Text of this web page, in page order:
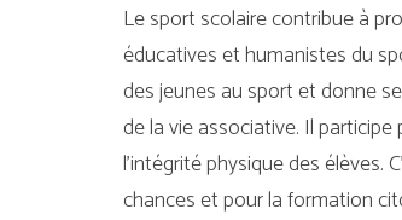
Le sport scolaire contribue à
éducatives et humanistes du
des jeunes au sport et donne
de la vie associative. Il
l’intégrité physique des élèves.
chances et pour la formation